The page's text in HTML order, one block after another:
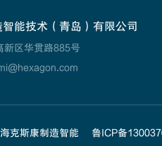
能技术（青岛）有限公司
新区华贯路885号
海克斯康制造智能 鲁ICP备